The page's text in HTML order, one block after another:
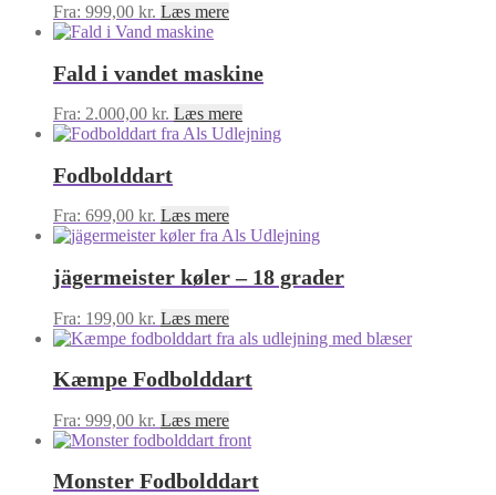
Fra: 999,00 kr. Læs mere
Fald i vandet maskine
Fra: 2.000,00 kr. Læs mere
Fodbolddart
Fra: 699,00 kr. Læs mere
jägermeister køler – 18 grader
Fra: 199,00 kr. Læs mere
Kæmpe Fodbolddart
Fra: 999,00 kr. Læs mere
Monster Fodbolddart